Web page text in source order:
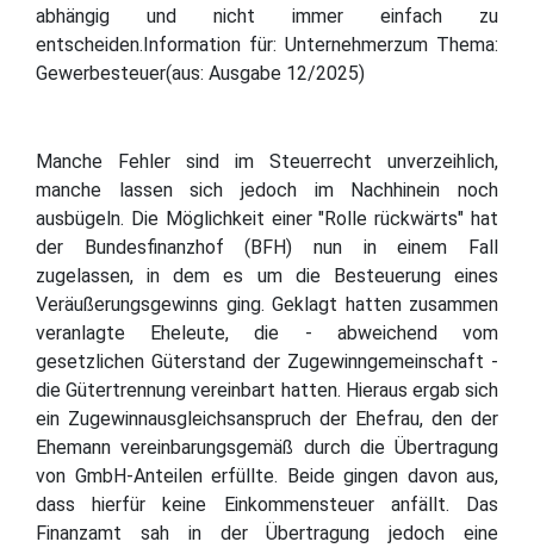
abhängig und nicht immer einfach zu
entscheiden.Information für: Unternehmerzum Thema:
Gewerbesteuer(aus: Ausgabe 12/2025)
Manche Fehler sind im Steuerrecht unverzeihlich,
manche lassen sich jedoch im Nachhinein noch
ausbügeln. Die Möglichkeit einer "Rolle rückwärts" hat
der Bundesfinanzhof (BFH) nun in einem Fall
zugelassen, in dem es um die Besteuerung eines
Veräußerungsgewinns ging. Geklagt hatten zusammen
veranlagte Eheleute, die - abweichend vom
gesetzlichen Güterstand der Zugewinngemeinschaft -
die Gütertrennung vereinbart hatten. Hieraus ergab sich
ein Zugewinnausgleichsanspruch der Ehefrau, den der
Ehemann vereinbarungsgemäß durch die Übertragung
von GmbH-Anteilen erfüllte. Beide gingen davon aus,
dass hierfür keine Einkommensteuer anfällt. Das
Finanzamt sah in der Übertragung jedoch eine